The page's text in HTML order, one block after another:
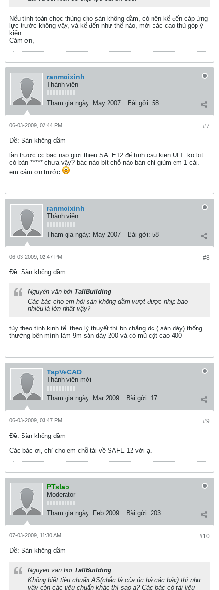
Nếu tính toán chọc thủng cho sàn không dầm, có nên kể đến cáp ứng
lực trước không vậy, và kể đến như thế nào, mời các cao thủ góp ý
kiến.
Cám ơn,
ranmoixinh
Thành viên
Tham gia ngày: May 2007 Bài gởi: 58
#7
06-03-2009, 02:44 PM
Ðề: Sàn không dầm
lần trước có bác nào giới thiệu SAFE12 để tính cấu kiện ULT. ko bít
có bản ***** chưa vậy? bác nào bít chỗ nào bán chỉ giùm em 1 cái.
em cám ơn trước
ranmoixinh
Thành viên
Tham gia ngày: May 2007 Bài gởi: 58
#8
06-03-2009, 02:47 PM
Ðề: Sàn không dầm
Nguyên văn bởi TallBuilding
Các bác cho em hỏi sàn không dầm vượt được nhịp bao
nhiêu là lớn nhất vậy?
tùy theo tính kinh tế. theo lý thuyết thì bn chẳng dc ( sàn dày) thống
thường bên mình làm 9m sàn dày 200 và có mũ cột cao 400
TapVeCAD
Thành viên mới
Tham gia ngày: Mar 2009 Bài gởi: 17
#9
06-03-2009, 03:47 PM
Ðề: Sàn không dầm
Các bác ơi, chỉ cho em chỗ tải về SAFE 12 với ạ.
PTslab
Moderator
Tham gia ngày: Feb 2009 Bài gởi: 203
#10
07-03-2009, 11:30 AM
Ðề: Sàn không dầm
Nguyên văn bởi TallBuilding
Không biết tiêu chuẩn AS(chắc là của úc hả các bác) thì như
vậy còn các tiêu chuẩn khác thì sao ạ? Các bác có tài liệu